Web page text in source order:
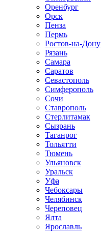
Оренбург
Орск
Пенза
Пермь
Ростов-на-Дону
Рязань
Самара
Саратов
Севастополь
Симферополь
Сочи
Ставрополь
Стерлитамак
Сызрань
Таганрог
Тольятти
Тюмень
Ульяновск
Уральск
Уфа
Чебоксары
Челябинск
Череповец
Ялта
Ярославль